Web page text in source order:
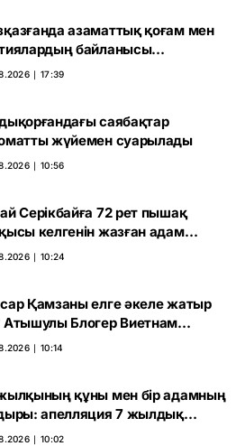
азаматтық қоғам мен
байланысы
∣ 17:39
саябақтар
жүйемен суарылады
∣ 10:56
Серікбайға 72 рет пышақ
келгенін жазған адам
∣ 10:24
Қамзаны елге әкеле жатыр
Атышулы Блогер Виетнам
көзге түсті
∣ 10:14
құны мен бір адамның
апелляция 7 жылдық
бұзды
∣ 10:02